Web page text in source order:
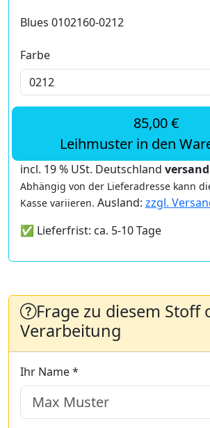
Blues 0102160-0212
Farbe
85,00 €
Leihmuster in den
incl. 19 % USt. Deutschland
Abhängig von der Lieferadresse kann
Kasse variieren. Ausland: zzgl.
✅ Lieferfrist: ca. 5-10 Tage
Frage zu diesem Stoff
Verarbeitung
Ihr Name *